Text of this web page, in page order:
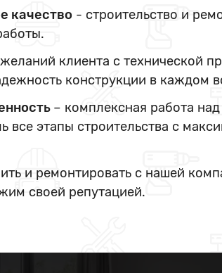
качество - строительство и
клиента с технической
конструкции в каждом
– комплексная работа
все этапы строительства с
и ремонтировать с нашей
своей репутацией.